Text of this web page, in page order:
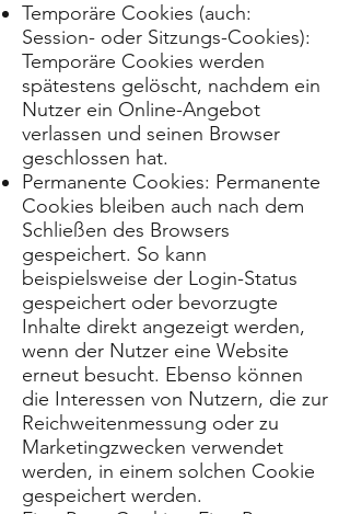
Temporäre Cookies (auch:
Session- oder Sitzungs-Cookies):
Temporäre Cookies werden
spätestens gelöscht, nachdem ein
Nutzer ein Online-Angebot
verlassen und seinen Browser
geschlossen hat.
Permanente Cookies: Permanente
Cookies bleiben auch nach dem
Schließen des Browsers
gespeichert. So kann
beispielsweise der Login-Status
gespeichert oder bevorzugte
Inhalte direkt angezeigt werden,
wenn der Nutzer eine Website
erneut besucht. Ebenso können
die Interessen von Nutzern, die zur
Reichweitenmessung oder zu
Marketingzwecken verwendet
werden, in einem solchen Cookie
gespeichert werden.